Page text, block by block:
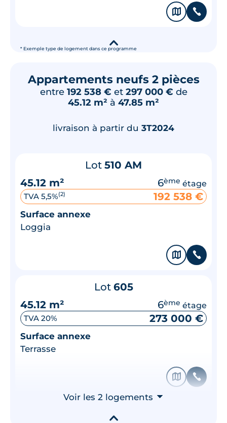
* Exemple type de logement dans ce programme
🗞 📞
▾
Appartements neufs 2 pièces
entre 192 538 € et 297 000 € de
45.12 m² à 47.85 m²
livraison à partir du 3T2024
Lot 510 AM
45.12 m²
6ème étage
TVA 5,5%(2) 192 538 €
Surface annexe
Loggia
🗞 📞
Lot 605
45.12 m²
6ème étage
TVA 20% 273 000 €
Surface annexe
Terrasse
🗞 📞
Voir les 2 logements ⮟
▾